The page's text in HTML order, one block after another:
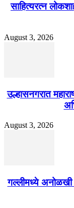
साहित्यरत्न
August 3, 2026
उल्हासनगरात
August 3, 2026
गल्लीमध्ये अनोळखी